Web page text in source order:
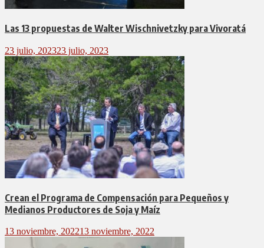
Las 13 propuestas de Walter Wischnivetzky para Vivoratá
23 julio, 202323 julio, 2023
Crean el Programa de Compensación para Pequeños y
Medianos Productores de Soja y Maíz
13 noviembre, 202213 noviembre, 2022